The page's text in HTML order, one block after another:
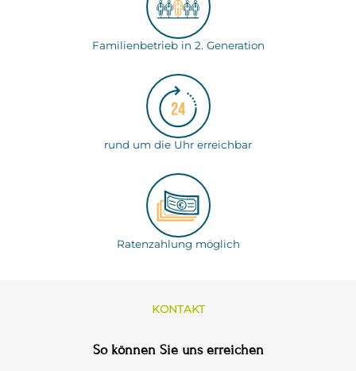
Familienbetrieb in 2. Generation
rund um die Uhr erreichbar
Ratenzahlung möglich
KONTAKT
So können Sie uns erreichen